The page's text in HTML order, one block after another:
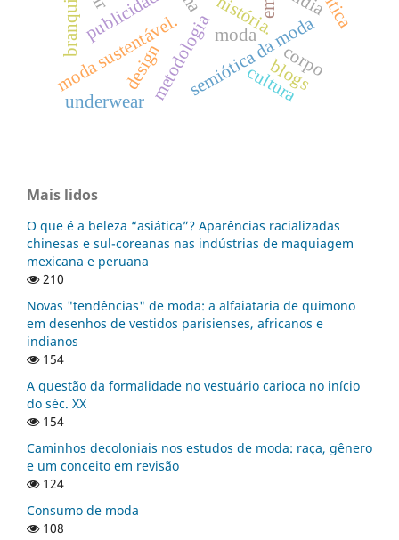
moda
história.
semiótica da moda
metodologia
moda sustentável.
design corpo
blogs
cultura
underwear
Mais lidos
O que é a beleza “asiática”? Aparências racializadas
chinesas e sul-coreanas nas indústrias de maquiagem
mexicana e peruana
210
Novas "tendências" de moda: a alfaiataria de quimono
em desenhos de vestidos parisienses, africanos e
indianos
154
A questão da formalidade no vestuário carioca no início
do séc. XX
154
Caminhos decoloniais nos estudos de moda: raça, gênero
e um conceito em revisão
124
Consumo de moda
108